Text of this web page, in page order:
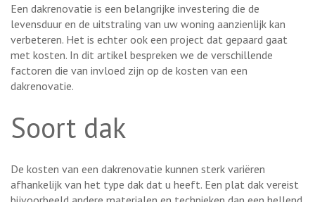
Een dakrenovatie is een belangrijke investering die de
levensduur en de uitstraling van uw woning aanzienlijk kan
verbeteren. Het is echter ook een project dat gepaard gaat
met kosten. In dit artikel bespreken we de verschillende
factoren die van invloed zijn op de kosten van een
dakrenovatie.
Soort dak
De kosten van een dakrenovatie kunnen sterk variëren
afhankelijk van het type dak dat u heeft. Een plat dak vereist